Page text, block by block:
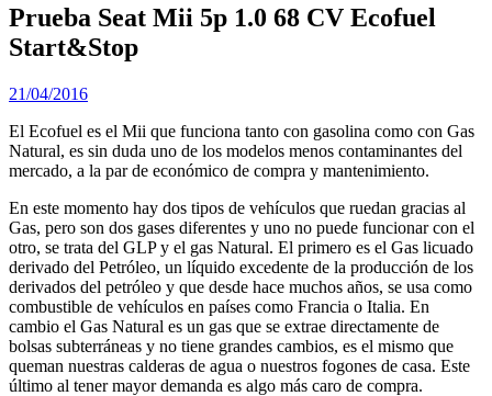
Prueba Seat Mii 5p 1.0 68 CV Ecofuel
Start&Stop
21/04/2016
El Ecofuel es el Mii que funciona tanto con gasolina como con Gas
Natural, es sin duda uno de los modelos menos contaminantes del
mercado, a la par de económico de compra y mantenimiento.
En este momento hay dos tipos de vehículos que ruedan gracias al
Gas, pero son dos gases diferentes y uno no puede funcionar con el
otro, se trata del GLP y el gas Natural. El primero es el Gas licuado
derivado del Petróleo, un líquido excedente de la producción de los
derivados del petróleo y que desde hace muchos años, se usa como
combustible de vehículos en países como Francia o Italia. En
cambio el Gas Natural es un gas que se extrae directamente de
bolsas subterráneas y no tiene grandes cambios, es el mismo que
queman nuestras calderas de agua o nuestros fogones de casa. Este
último al tener mayor demanda es algo más caro de compra.